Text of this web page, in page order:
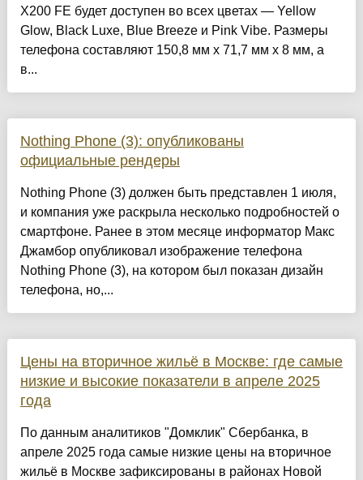
X200 FE будет доступен во всех цветах — Yellow
Glow, Black Luxe, Blue Breeze и Pink Vibe. Размеры
телефона составляют 150,8 мм x 71,7 мм x 8 мм, а
в...
Nothing Phone (3): опубликованы
официальные рендеры
Nothing Phone (3) должен быть представлен 1 июля,
и компания уже раскрыла несколько подробностей о
смартфоне. Ранее в этом месяце информатор Макс
Джамбор опубликовал изображение телефона
Nothing Phone (3), на котором был показан дизайн
телефона, но,...
Цены на вторичное жильё в Москве: где самые
низкие и высокие показатели в апреле 2025
года
По данным аналитиков "Домклик" Сбербанка, в
апреле 2025 года самые низкие цены на вторичное
жильё в Москве зафиксированы в районах Новой